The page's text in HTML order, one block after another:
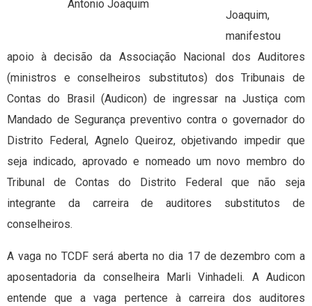
Antonio Joaquim
Joaquim,
manifestou
apoio à decisão da Associação Nacional dos Auditores
(ministros e conselheiros substitutos) dos Tribunais de
Contas do Brasil (Audicon) de ingressar na Justiça com
Mandado de Segurança preventivo contra o governador do
Distrito Federal, Agnelo Queiroz, objetivando impedir que
seja indicado, aprovado e nomeado um novo membro do
Tribunal de Contas do Distrito Federal que não seja
integrante da carreira de auditores substitutos de
conselheiros.
A vaga no TCDF será aberta no dia 17 de dezembro com a
aposentadoria da conselheira Marli Vinhadeli. A Audicon
entende que a vaga pertence à carreira dos auditores